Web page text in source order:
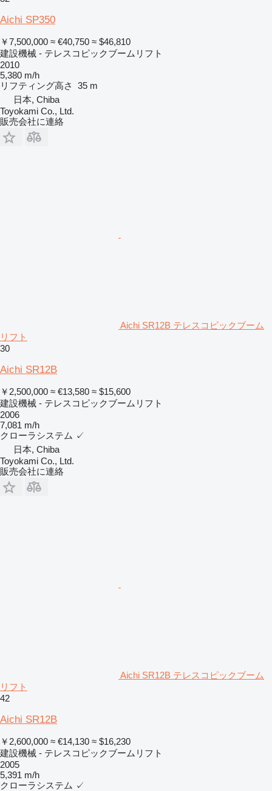
Aichi SP350
￥7,500,000 ≈ €40,750 ≈ $46,810
建設機械 - テレスコピックブームリフト
2010
5,380 m/h
リフティング高さ
35 m
日本, Chiba
Toyokami Co., Ltd.
販売会社に連絡
Aichi SR12B テレスコピックブーム
リフト
30
Aichi SR12B
￥2,500,000 ≈ €13,580 ≈ $15,600
建設機械 - テレスコピックブームリフト
2006
7,081 m/h
クローラシステム ✓
日本, Chiba
Toyokami Co., Ltd.
販売会社に連絡
Aichi SR12B テレスコピックブーム
リフト
42
Aichi SR12B
￥2,600,000 ≈ €14,130 ≈ $16,230
建設機械 - テレスコピックブームリフト
2005
5,391 m/h
クローラシステム ✓